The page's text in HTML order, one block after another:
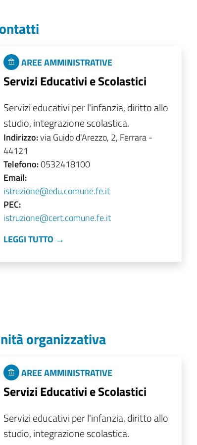
AREE AMMINISTRATIVE
Servizi Educativi e Scolastici
Servizi educativi per l'infanzia, diritto allo
studio, integrazione scolastica.
Indirizzo:via Guido d'Arezzo, 2, Ferrara -
44121
Telefono:0532418100
Email:
istruzione@edu.comune.fe.it
PEC:
istruzione@cert.comune.fe.it
LEGGI TUTTO →
organizzativa
AREE AMMINISTRATIVE
Servizi Educativi e Scolastici
Servizi educativi per l'infanzia, diritto allo
studio, integrazione scolastica.